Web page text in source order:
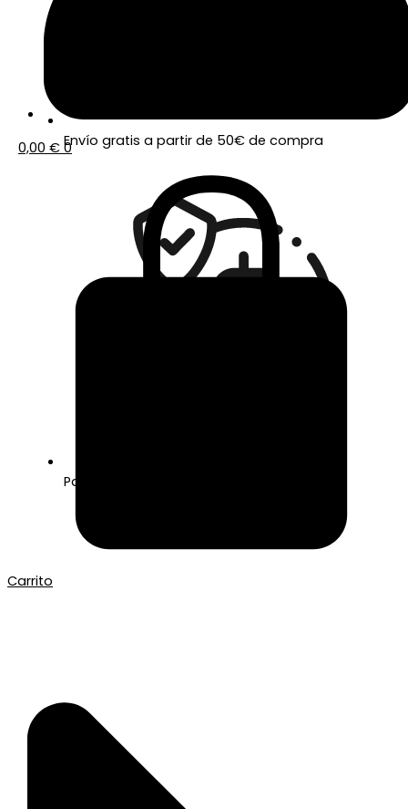
0,00 € 0
Carrito
Envío gratis a partir de 50€ de compra
Pago seguro con Tarjeta o Bizum